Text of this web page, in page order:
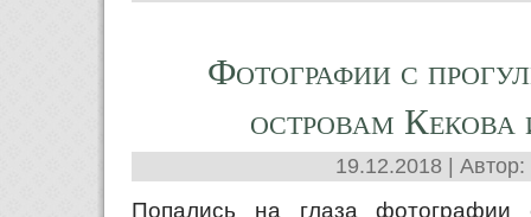
Фотографии с
островам
19.12.2018 | Автор:
Попались на глаза